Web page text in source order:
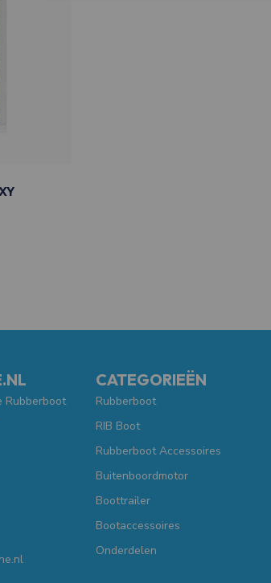
Rubberboot
CATEGORIEËN
Rubberboot
RIB Boot
Rubberboot Accessoires
Buitenboordmotor
Boottrailer
Bootaccessoires
Onderdelen